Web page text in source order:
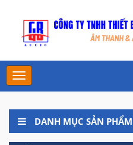
Main
Menu
DANH MỤC SẢN PHẨM